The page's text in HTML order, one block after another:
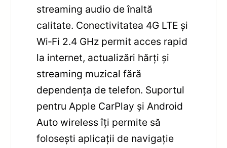
streaming audio de înaltă
calitate. Conectivitatea 4G LTE și
Wi‑Fi 2.4 GHz permit acces rapid
la internet, actualizări hărți și
streaming muzical fără
dependența de telefon. Suportul
pentru Apple CarPlay și Android
Auto wireless îți permite să
folosești aplicații de navigație